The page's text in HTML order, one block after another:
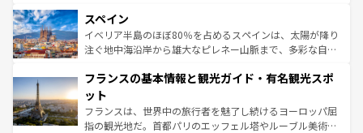
ろん、トスカーナの美しい田園風景やアマルフィ海岸の絶
景など、自然景観も見逃せない。観光の合間には、本場の
ピザやパスタなど、絶品のイタリア料理を堪能することも
ませてくれるイタリアで、忘れられない旅をしてみよう！
なお、新着のイタリア情報は
しい。
スペイン
イベリア半島のほぼ80％を占めるスペインは、太陽が降り
注ぐ地中海沿岸から雄大なピレネー山脈まで、多彩な自然
文化が根付くこの国では、情熱的なフラメンコ、熱気あふ
れる闘牛、そして美味しいタパスが生活の一部となってい
る。首都マドリードの洗練された雰囲気や、バルセロナの
アートに溢れた街角から、地方では古代ローマ遺跡や中世
フランスの基本情報と観光ガイド・有名観光スポ
ット
フランスは、世界中の旅行者を魅了し続けるヨーロッパ屈
指の観光地だ。首都パリのエッフェル塔やルーブル美術館